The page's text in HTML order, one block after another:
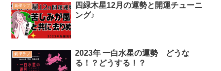
氣學ラブ
四緑木星12月の運勢と開運チューニ
ング♪
氣學ラブ
2023年 一白水星の運勢 どうな
る！？どうする！？